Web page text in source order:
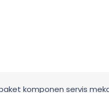
komponen servis